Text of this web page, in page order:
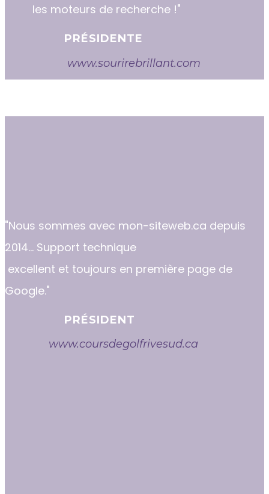
les moteurs de recherche !"
PRÉSIDENTE
www.sourirebrillant.com
"​​Nous sommes avec mon-siteweb.ca depuis
2014... Support technique
excellent et toujours en première page de
Google."
PRÉSIDENT
www.coursdegolfrivesud.ca